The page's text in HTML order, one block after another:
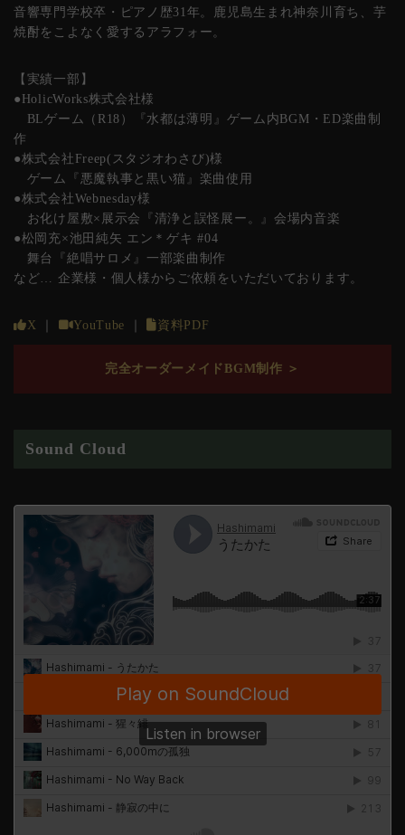
音響専門学校卒・ピアノ歴31年。鹿児島生まれ神奈川育ち、芋
焼酎をこよなく愛するアラフォー。
【実績一部】
●HolicWorks株式会社様
BLゲーム（R18）『水都は薄明』ゲーム内BGM・ED楽曲制
作
●株式会社Freep(スタジオわさび)様
ゲーム『悪魔執事と黒い猫』楽曲使用
●株式会社Webnesday様
お化け屋敷×展示会『清浄と誤怪展ー。』会場内音楽
●松岡充×池田純矢 エン＊ゲキ #04
舞台『絶唱サロメ』一部楽曲制作
など… 企業様・個人様からご依頼をいただいております。
X YouTube 資料PDF
完全オーダーメイドBGM制作 ＞
Sound Cloud